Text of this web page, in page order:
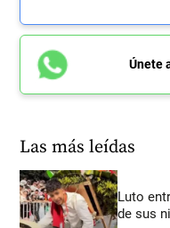
Únete
Las más leídas
Luto
de sus